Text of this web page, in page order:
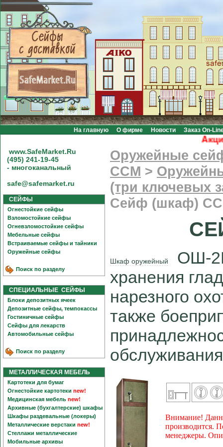
На главную О фирме Новости Заказ On-
www.SafeMarket.Ru
(495) 241-19-45
- многоканальный
safe@safemarket.ru
СЕЙФЫ
Огнестойкие сейфы
Взломостойкие сейфы
Огневзломостойкие сейфы
Мебельные сейфы
Встраиваемые сейфы и тайники
Оружейные сейфы
Поиск по разделу
СПЕЦИАЛЬНЫЕ СЕЙФЫ
Блоки депозитных ячеек
Депозитные сейфы, темпокассы
Гостиничные сейфы
Сейфы для лекарств
Автомобильные сейфы
Поиск по разделу
МЕТАЛЛИЧЕСКАЯ МЕБЕЛЬ
Картотеки для бумаг
Огнестойкие картотеки new!
Медицинская мебель new!
Архивные (бухгалтерские) шкафы
Шкафы раздевальные (локеры)
Металлические верстаки new!
Стеллажи металлические
Мобильные архивы
Оружейные
CCM >
(три ключевых
Сейф (шкаф)
Шкаф оружейный
ОШ-
хранения
нарезного
также
Внимание!
производится.
менеджеры.